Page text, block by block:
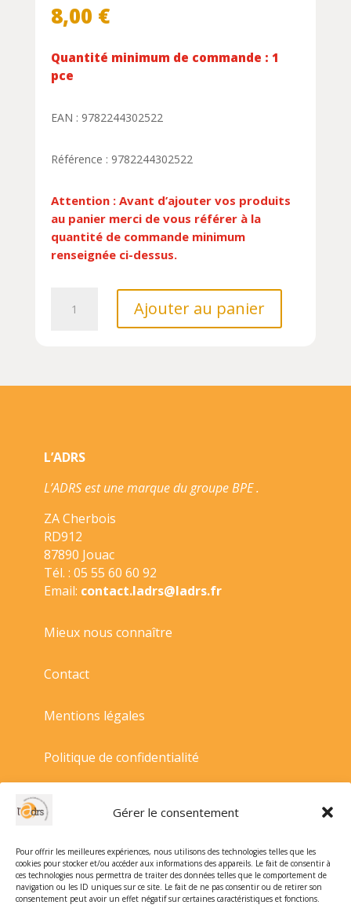
Gérer le consentement
Pour offrir les meilleures expériences, nous utilisons des technologies telles que les
cookies pour stocker et/ou accéder aux informations des appareils. Le fait de consentir à
ces technologies nous permettra de traiter des données telles que le comportement de
navigation ou les ID uniques sur ce site. Le fait de ne pas consentir ou de retirer son
consentement peut avoir un effet négatif sur certaines caractéristiques et fonctions.
8,00 €
Quantité minimum de commande : 1
pce
EAN : 9782244302522
Référence : 9782244302522
Attention : Avant d’ajouter vos produits
au panier merci de vous référer à la
quantité de commande minimum
renseignée ci-dessus.
ANIMAUX
Ajouter au panier
L’ADRS
L’ADRS est une marque du groupe BPE .
ZA Cherbois
RD912
87890 Jouac
Tél. : 05 55 60 60 92
Email: contact.ladrs@ladrs.fr
Mieux nous connaître
Contact
Mentions légales
Politique de confidentialité
Politique de cookies